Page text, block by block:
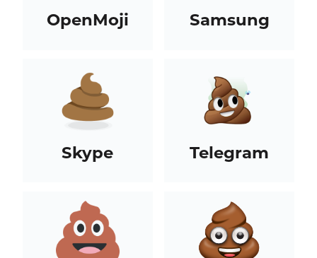
OpenMoji Samsung
Skype Telegram